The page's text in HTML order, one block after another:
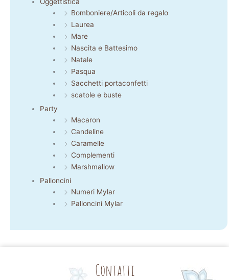
Bomboniere/Articoli da regalo
Laurea
Mare
Nascita e Battesimo
Natale
Pasqua
Sacchetti portaconfetti
scatole e buste
Party
Macaron
Candeline
Caramelle
Complementi
Marshmallow
Palloncini
Numeri Mylar
Palloncini Mylar
Contatti